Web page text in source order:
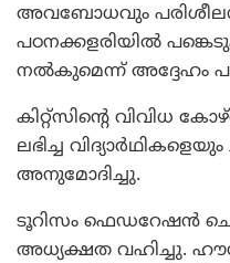
അവബോധവും
പഠനക്കളരിയില്‍
നല്‍കുമെന്ന് അദ്ദേഹം
കിറ്റ്‌സിന്റെ വിവിധ
ലഭിച്ച
അനുമോദിച്ചു.
ടൂറിസം ഫെഡറേഷന്‍
അധ്യക്ഷത വഹിച്ചു.